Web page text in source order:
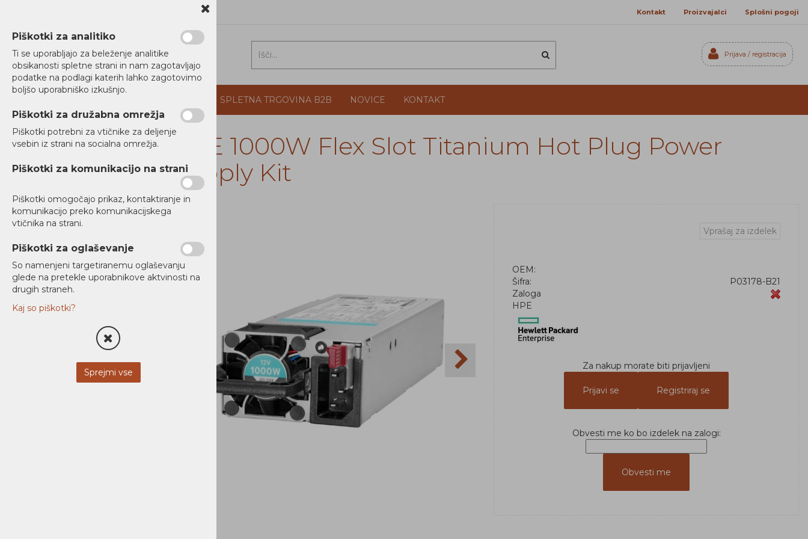
Kontakt Proizvajalci Splošni pogoji
Registriraj se
Prijava / registracija
SPLETNA TRGOVINA B2B NOVICE KONTAKT
RAČUNALNIKI
TISKALNIKI
MREŽNA OPREMA
NAPAJANJE
AUDIO / VIDEO
STREŽNIKI
Opcije
MOBILNA OPREMA
NI KATEGORIZIRANO
HPE 1000W Flex Slot Titanium Hot Plug Power
Supply Kit
Vprašaj za izdelek
OEM:
Šifra:
P03178-B21
Zaloga
HPE
Za nakup morate biti prijavljeni
Prijavi se Registriraj se
Obvesti me ko bo izdelek na zalogi:
Piškotki za analitiko
Ti se uporabljajo za beleženje analitike
obsikanosti spletne strani in nam zagotavljajo
podatke na podlagi katerih lahko zagotovimo
boljšo uporabniško izkušnjo.
Piškotki za družabna omrežja
Piškotki potrebni za vtičnike za deljenje
vsebin iz strani na socialna omrežja.
Piškotki za komunikacijo na strani
Piškotki omogočajo prikaz, kontaktiranje in
komunikacijo preko komunikacijskega
vtičnika na strani.
Piškotki za oglaševanje
So namenjeni targetiranemu oglaševanju
glede na pretekle uporabnikove aktvinosti na
drugih straneh.
Kaj so piškotki?
Sprejmi vse